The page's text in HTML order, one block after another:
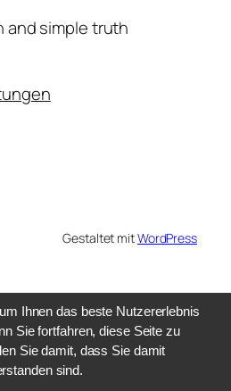
and simple truth
Gestaltet mitWordPress
Ihnen das beste Nutzererlebnis
Sie fortfahren, diese Seite zu
Sie damit, dass Sie damit
sind.